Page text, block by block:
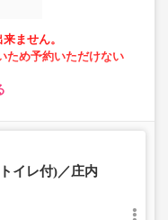
ません。
ため予約いただけない
イレ付)／庄内